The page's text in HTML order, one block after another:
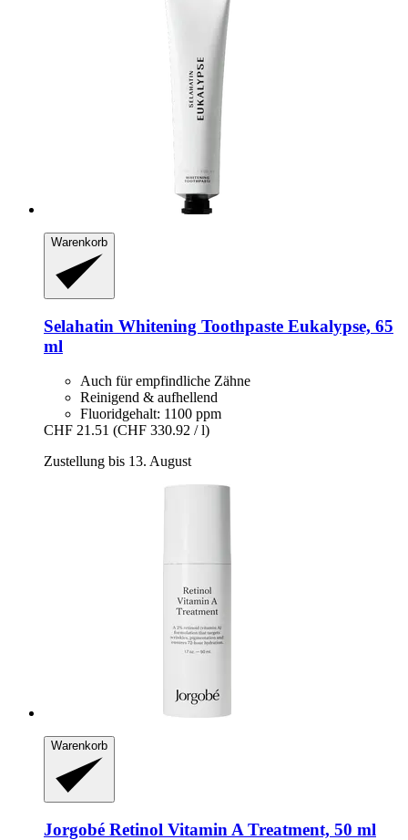
Warenkorb
Selahatin Whitening Toothpaste Eukalypse, 65
ml
Auch für empfindliche Zähne
Reinigend & aufhellend
Fluoridgehalt: 1100 ppm
CHF 21.51 (CHF 330.92 / l)
Zustellung bis 13. August
Warenkorb
Jorgobé Retinol Vitamin A Treatment, 50 ml